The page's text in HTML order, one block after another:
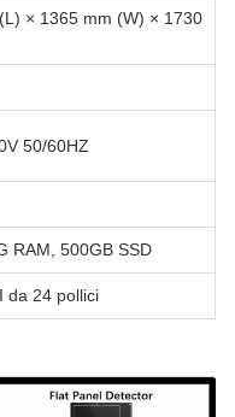
× 1365 mm (W) × 1730
50/60HZ
RAM, 500GB SSD
da 24 pollici